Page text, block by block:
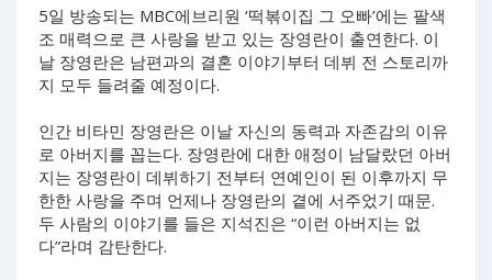
5일 방송되는 MBC에브리원 ‘떡볶이집 그 오빠’에는 팔색
조 매력으로 큰 사랑을 받고 있는 장영란이 출연한다. 이
날 장영란은 남편과의 결혼 이야기부터 데뷔 전 스토리까
지 모두 들려줄 예정이다.
인간 비타민 장영란은 이날 자신의 동력과 자존감의 이유
로 아버지를 꼽는다. 장영란에 대한 애정이 남달랐던 아버
지는 장영란이 데뷔하기 전부터 연예인이 된 이후까지 무
한한 사랑을 주며 언제나 장영란의 곁에 서주었기 때문.
두 사람의 이야기를 들은 지석진은 “이런 아버지는 없
다”라며 감탄한다.